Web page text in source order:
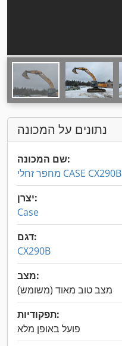
נתונים על המכונה
שם המכונה:
מחפר זחלי CASE CX290B
יצרן:
Case
דגם:
CX290B
מצב:
מצב טוב מאוד (משומש)
תפקודיות:
פועל באופן מלא